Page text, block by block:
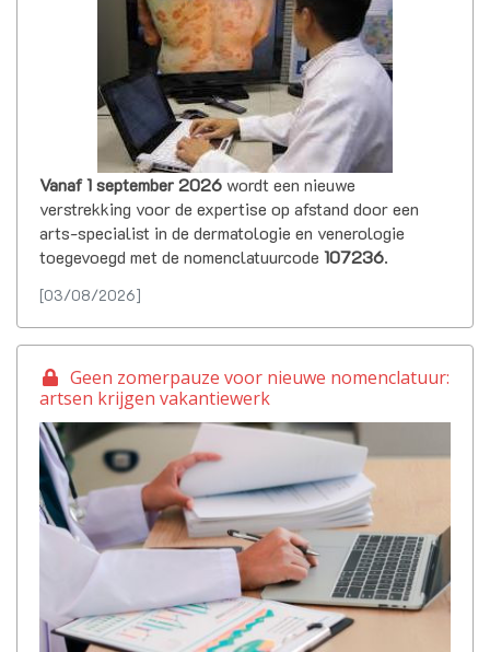
Vanaf 1 september 2026wordt een nieuwe
verstrekking voor de expertise op afstand door een
arts-specialist in de dermatologie en venerologie
toegevoegd met de nomenclatuurcode 107236.
[03/08/2026]
Geen zomerpauze voor nieuwe nomenclatuur:
artsen krijgen vakantiewerk